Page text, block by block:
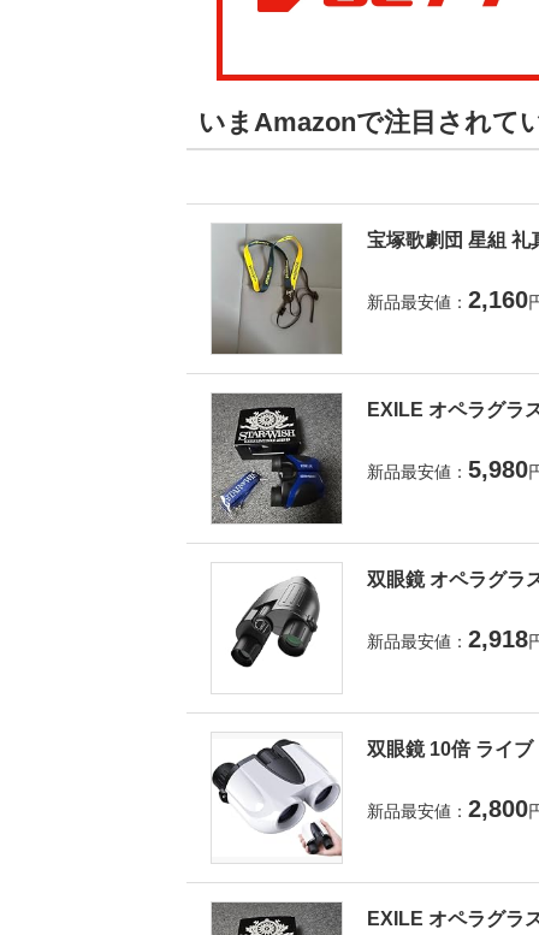
いまAmazonで注目されて
宝塚歌劇団 星組 礼
新品最安値： 2,160
EXILE オペラグラ
新品最安値： 5,980
双眼鏡 オペラグラ
新品最安値： 2,918
双眼鏡 10倍 ライ
新品最安値： 2,800
EXILE オペラグラ